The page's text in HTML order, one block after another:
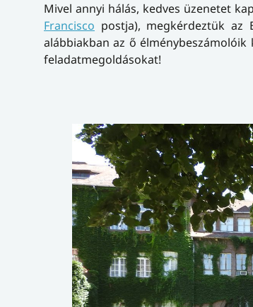
Mivel annyi hálás, kedves üzenetet
Francisco postja), megkérdeztük az
alábbiakban az ő
feladatmegoldásokat!